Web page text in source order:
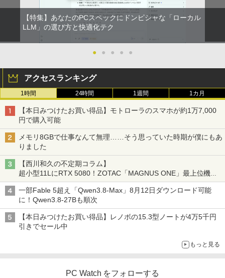
【特集】あなたのPCスペックにドンピシャな「ローカル
LLM」の選び方と快適化テク
● ● ● ● ●
アクセスランキング
1時間 24時間 1週間 1カ月
【本日みつけたお買い得品】モトローラのスマホが約1万7,000
円で購入可能
メモリ8GBで仕事なんて無理……そう思っていた時期が僕にもあ
りました
【西川和久の不定期コラム】
超小型11LにRTX 5080！ZOTAC「MAGNUS ONE」最上位機の
実力を探る
一部Fable 5超え「Qwen3.8-Max」8月12日ダウンロード可能
に！Qwen3.8-27Bも順次
【本日みつけたお買い得品】レノボの15.3型ノートが4万5千円
引きでセール中
もっと見る
PC Watch をフォローする